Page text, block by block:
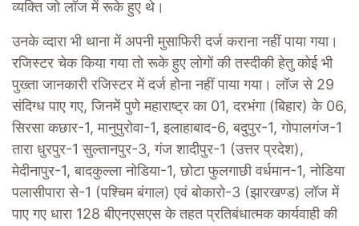
व्यक्ति जो लॉज में रूके हुए थे।
उनके व्दारा भी थाना में अपनी मुसाफिरी दर्ज कराना नहीं पाया गया।
रजिस्टर चेक किया गया तो रूके हुए लोगों की तस्दीकी हेतु कोई भी
पुख्ता जानकारी रजिस्टर में दर्ज होना नहीं पाया गया। लॉज से 29
संदिग्ध पाए गए, जिनमें पुणे महाराष्ट्र का 01, दरभंगा (बिहार) के 06,
सिरसा कछार-1, मानुपुरोवा-1, इलाहाबाद-6, बदुपुर-1, गोपालगंज-1
तारा धुरपुर-1 सुल्तानपुर-3, गंज शादीपुर-1 (उत्तर प्रदेश),
मेदीनापुर-1, बादकुल्ला नोडिया-1, छोटा फुलगाछी वर्धमान-1, नोडिया
पलासीपारा से-1 (पश्चिम बंगाल) एवं बोकारो-3 (झारखण्ड) लॉज में
पाए गए धारा 128 बीएनएसएस के तहत प्रतिबंधात्मक कार्यवाही की